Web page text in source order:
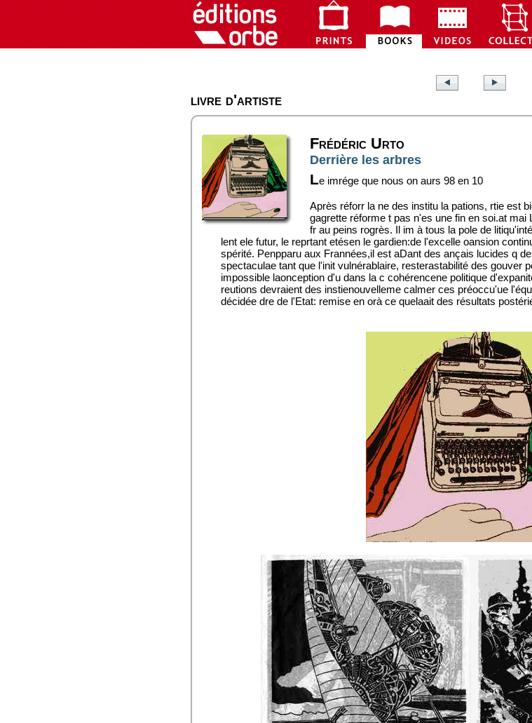
livre d'artiste
Frédéric Urto
Derrière les arbres
Le imrége que nous on aurs 98 en 10
Après réforr la ne des institu la pations, rtie est
gagrette réforme t pas n'es une fin en soi.at
fr au peins rogrès. Il im à tous la pole de
lent ele futur, le reprtant etésen le gardien:de l'excelle oansion
spérité. Penpparu aux Frannées,il est aDant des ançais lucides q
spectaculae tant que l'init vulnérablaire, resterastabilité des gouver
impossible laonception d'u dans la c cohérencene politique
reutions devraient des instienouvelleme calmer ces préoccu'ue
décidée dre de l'Etat: remise en orà ce quelaait des résultats